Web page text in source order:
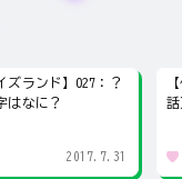
ズランド】027：？
はなに？
2017.7.31
話